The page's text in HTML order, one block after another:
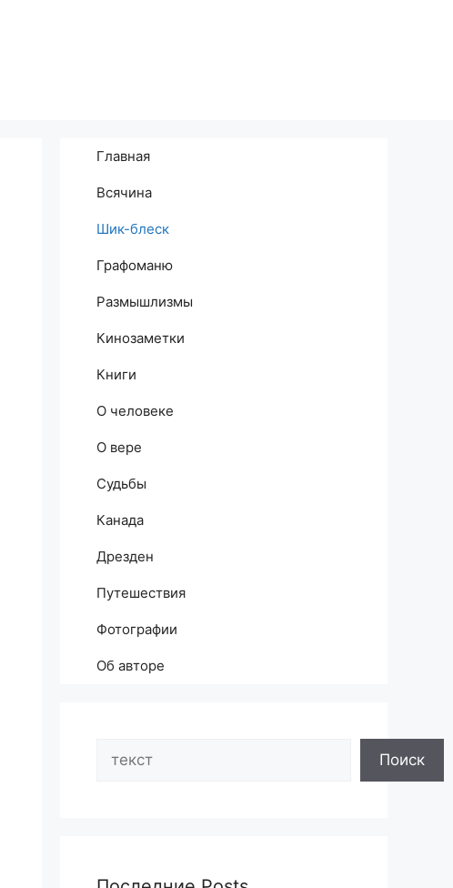
Главная
Всячина
Шик-блеск
Графоманю
Размышлизмы
Кинозаметки
Книги
О человеке
О вере
Судьбы
Канада
Дрезден
Путешествия
Фотографии
Об авторе
Поиск